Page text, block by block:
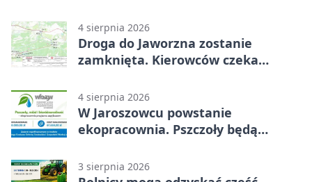
4 sierpnia 2026
Droga do Jaworzna zostanie
zamknięta. Kierowców czeka
4 sierpnia 2026
W Jaroszowcu powstanie
ekopracownia. Pszczoły będą
3 sierpnia 2026